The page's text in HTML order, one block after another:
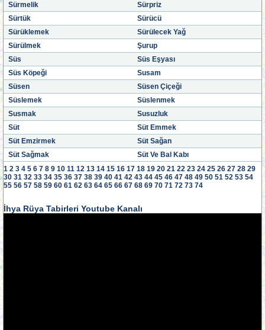
Sürmelik
Sürpriz
Sürtük
Sürücü
Sürüklemek
Sürülecek Yağ
Sürülmek
Şurup
Süs
Süs Eşyası
Süs Köpeği
Susam
Süsen
Süsen Çiçeği
Süslemek
Süslenmek
Susmak
Susuzluk
Süt
Süt Emmek
Süt Emzirmek
Süt Sağan
Süt Sağmak
Süt Ve Bal Kabı
1 2 3 4 5 6 7 8 9 10 11 12 13 14 15 16 17 18 19 20 21 22 23 24 25 26 27 28 29
30 31 32 33 34 35 36 37 38 39 40 41 42 43 44 45 46 47 48 49 50 51 52 53 54
55 56 57 58 59 60 61 62 63 64 65 66 67 68 69 70 71 72 73 74
İhya Rüya Tabirleri Youtube Kanalı